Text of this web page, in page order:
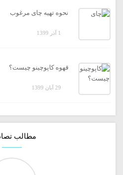
نحوه تهیه چای مرغوب
1 آذر 1399
قهوه کاپوچینو چیست؟
29 آبان 1399
مطالب